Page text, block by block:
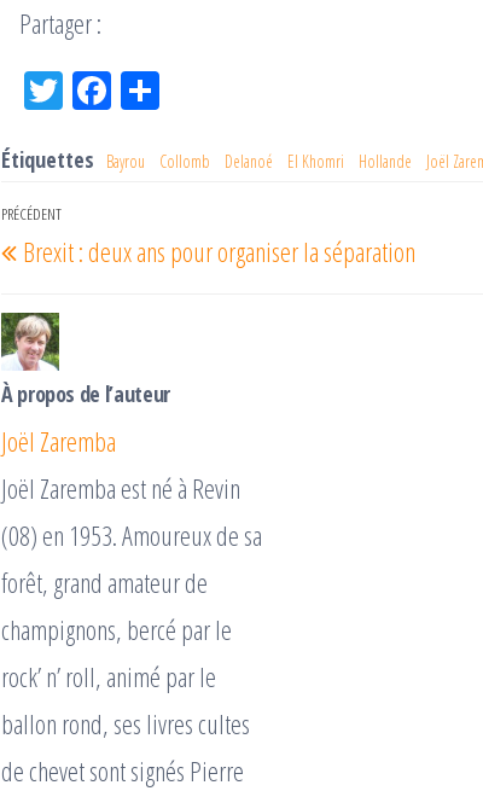
Partager :
Tw
er
Fac
oo ge
Étiquettes Bayrou Collomb Delanoé El Khomri Hollande Joël
Navigation
de
Article
précédent
PRÉCÉDENT
Brexit : deux ans pour organiser la séparation
À propos de l’auteur
Joël Zaremba
Joël Zaremba est né à Revin
(08) en 1953. Amoureux de sa
forêt, grand amateur de
champignons, bercé par le
rock’ n’ roll, animé par le
ballon rond, ses livres cultes
de chevet sont signés Pierre